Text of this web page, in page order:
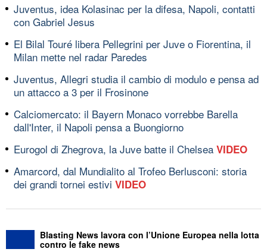
Juventus, idea Kolasinac per la difesa, Napoli, contatti
con Gabriel Jesus
El Bilal Touré libera Pellegrini per Juve o Fiorentina, il
Milan mette nel radar Paredes
Juventus, Allegri studia il cambio di modulo e pensa ad
un attacco a 3 per il Frosinone
Calciomercato: il Bayern Monaco vorrebbe Barella
dall'Inter, il Napoli pensa a Buongiorno
Eurogol di Zhegrova, la Juve batte il Chelsea VIDEO
Amarcord, dal Mundialito al Trofeo Berlusconi: storia
dei grandi tornei estivi VIDEO
Blasting News lavora con l’Unione Europea nella lotta
contro le fake news